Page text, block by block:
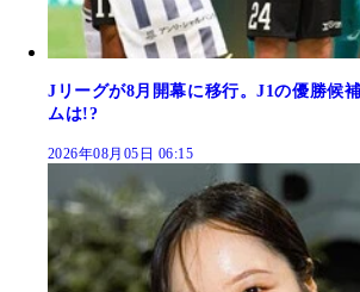
Jリーグが8月開幕に移行。J1の優勝候
ムは!?
2026年08月05日 06:15